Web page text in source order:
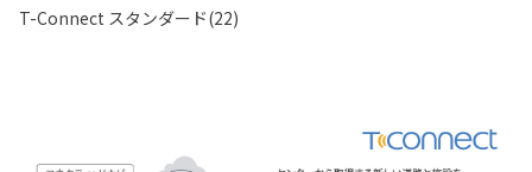
T-Connect スタンダード(22)